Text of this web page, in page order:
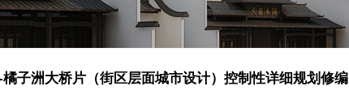
子洲大桥片（街区层面城市设计）控制性详细规划修编